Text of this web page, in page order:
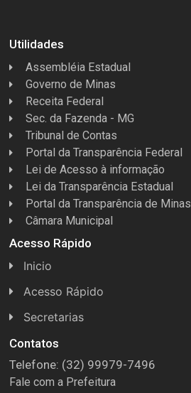
Utilidades
Assembléia Estadual
Governo de Minas
Receita Federal
Sec. da Fazenda - MG
Tribunal de Contas
Portal da Transparência Federal
Lei de Acesso à informação
Lei da Transparência Estadual
Portal da Transparência de Minas
Câmara Municipal
Acesso Rápido
Inicio
Acesso Rápido
Concursos
Conselhos
Espera Feliz Antigamente
Secretarias
Licitações
Secretaria de Esportes
Contatos
Telefone: (32) 99979-7496
Fale com a Prefeitura